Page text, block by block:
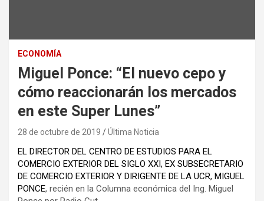
ECONOMÍA
Miguel Ponce: “El nuevo cepo y
cómo reaccionarán los mercados
en este Super Lunes”
28 de octubre de 2019 Última Noticia
EL DIRECTOR DEL CENTRO DE ESTUDIOS PARA EL
COMERCIO EXTERIOR DEL SIGLO XXI, EX SUBSECRETARIO
DE COMERCIO EXTERIOR Y DIRIGENTE DE LA UCR, MIGUEL
PONCE, recién en la Columna económica del Ing. Miguel